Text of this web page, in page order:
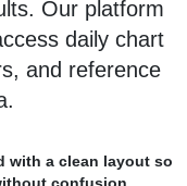
Our platform
daily chart
and reference
with a clean layout so